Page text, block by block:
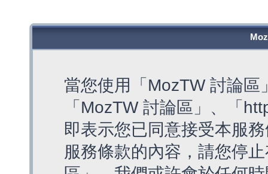
當您使用「MozTW 討論
「MozTW 討論區」、「
即表示您已同意接受本服
服務條款的內容，請您停